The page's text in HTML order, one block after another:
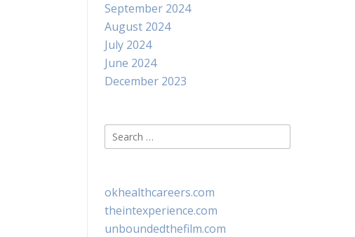
September 2024
August 2024
July 2024
June 2024
December 2023
Search
for:
okhealthcareers.com
theintexperience.com
unboundedthefilm.com